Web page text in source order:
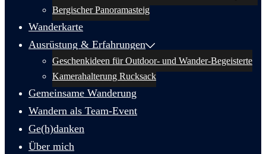
Bergischer Panoramasteig
Wanderkarte
Ausrüstung & Erfahrungen
Geschenkideen für Outdoor- und Wander-Begeisterte
Kamerahalterung Rucksack
Gemeinsame Wanderung
Wandern als Team-Event
Ge(h)danken
Über mich